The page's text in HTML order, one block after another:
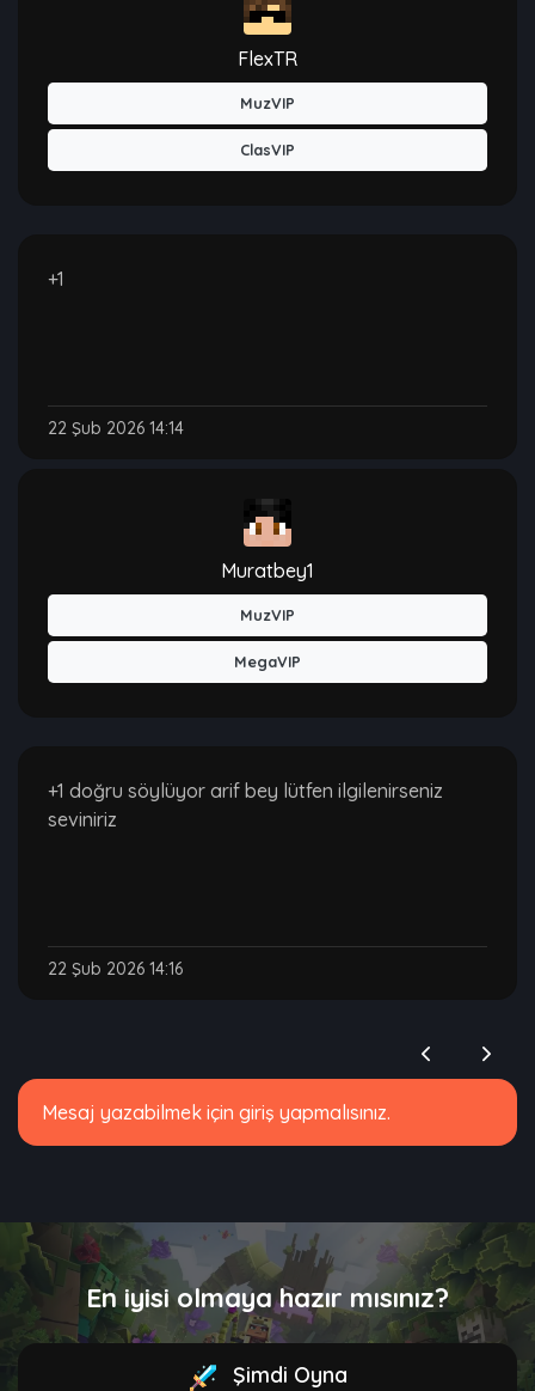
FlexTR
MuzVIP
ClasVIP
+1
22 Şub 2026 14:14
Muratbey1
MuzVIP
MegaVIP
+1 doğru söylüyor arif bey lütfen ilgilenirseniz
seviniriz
22 Şub 2026 14:16
Mesaj yazabilmek için giriş yapmalısınız.
En iyisi olmaya hazır mısınız?
Şimdi Oyna